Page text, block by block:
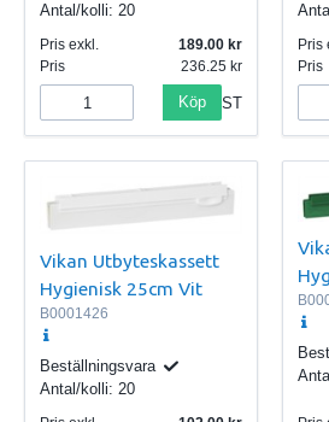
Antal/kolli: 20
Pris exkl.
189.00
Pris
236.25
Köp ST
Pris
Pris
Vikan Utbyteskassett
Hygienisk 25cm Vit
B0001426
Beställningsvara
Antal/kolli: 20